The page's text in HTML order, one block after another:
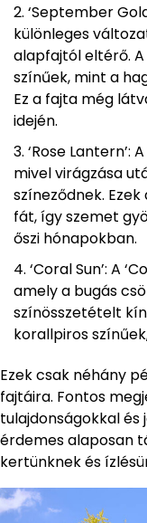
‘September
különleges
alapfajtól eltérő.
színűek, mint a
Ez a fajta még
idején.
‘Rose Lantern’:
mivel virágzása
színeződnek.
fát, így szemet
őszi hónapokban.
‘Coral Sun’: A
amely a bugás
színösszetételt
korallpiros
Ezek csak néhány
fajtáira. Fontos
tulajdonságokkal
érdemes alaposan
kertünknek és